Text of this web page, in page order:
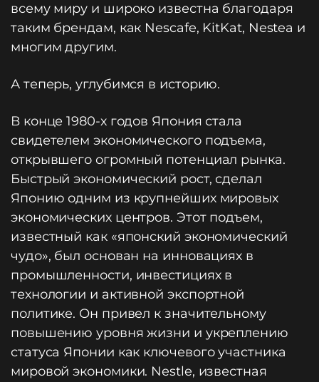
всему миру и широко известна благодаря
таким брендам, как Nescafe, KitKat, Nestea и
многим другим.
А теперь, углубимся в историю.
В конце 1980-х годов Япония стала
свидетелем экономического подъема,
открывшего огромный потенциал рынка.
Быстрый экономический рост, сделал
Японию одним из крупнейших мировых
экономических центров. Этот подъем,
известный как «японский экономический
чудо», был основан на инновациях в
промышленности, инвестициях в
технологии и активной экспортной
политике. Он привел к значительному
повышению уровня жизни и укреплению
статуса Японии как ключевого участника
мировой экономики. Nestle, известная